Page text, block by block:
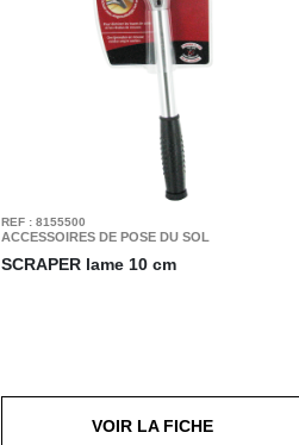
REF : 8155500
ACCESSOIRES DE POSE DU SOL
SCRAPERlame 10 cm
VOIR LA FICHE